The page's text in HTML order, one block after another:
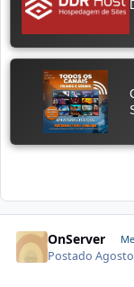
OnServer
Postado